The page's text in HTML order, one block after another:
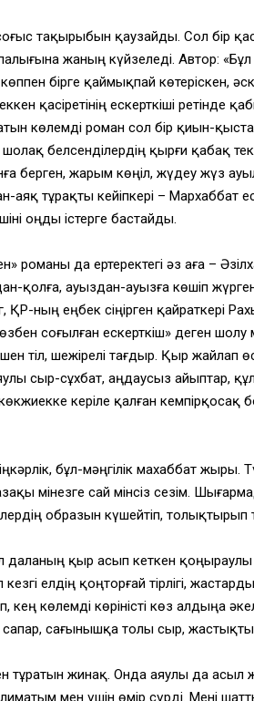
тақырыбын қаузайды. Сол бір
жаның күйзеледі. Автор: «Бұл
бірге қаймықпай көтеріскен,
қасіретінің ескерткіші ретінде
көлемді роман сол бір қиын-
белсенділердің қырғи қабақ
жарым көңіл, жүдеу жүз ауыл
аяқ тұрақты кейіпкері – Мархаббат
оңды істерге бастайды.
романы да ертеректегі әз аға –
қолға, ауыздан-ауызға көшіп
ҚР-ның еңбек сіңірген қайраткері
соғылған ескерткіш» деген
тіл, шежірелі тағдыр. Қыр жайлап
сыр-сұхбат, аңдаусыз айыптар,
керіле қалған
бұл-мәңгілік махаббат жыры.
мінезге сай мінсіз сезім.
образын күшейтіп, толықтырып
қыр асып кеткен қоңыраулы
елдің қоңторғай тірлігі,
кең көлемді көріністі көз алдыңа
сағынышқа толы сыр,
тұратын жинақ. Онда аяулы да асыл
мен үшін өмір сүрді. Мені